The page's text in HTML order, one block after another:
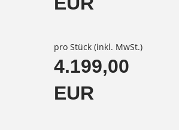
pro Stück (inkl. MwSt.)
4.199,00
EUR